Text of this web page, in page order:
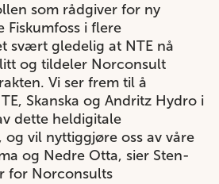
som rådgiver for ny
Fiskumfoss i flere
svært gledelig at NTE nå
og tildeler Norconsult
Vi ser frem til å
Skanska og Andritz Hydro i
dette heldigitale
vil nyttiggjøre oss av våre
og Nedre Otta, sier Sten-
for Norconsults